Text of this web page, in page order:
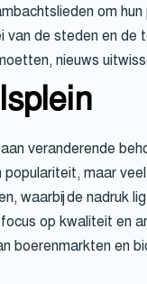
om
de steden en
nieuws
veranderende
maar
waarbij de nadruk
op kwaliteit en
en